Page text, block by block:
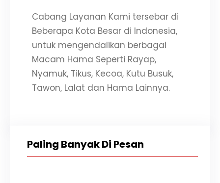
Cabang Layanan Kami tersebar di
Beberapa Kota Besar di Indonesia,
untuk mengendalikan berbagai
Macam Hama Seperti Rayap,
Nyamuk, Tikus, Kecoa, Kutu Busuk,
Tawon, Lalat dan Hama Lainnya.
Paling Banyak Di Pesan